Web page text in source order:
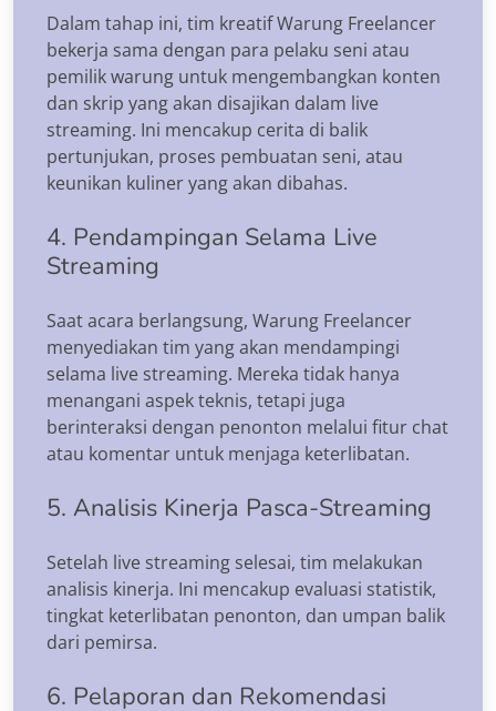
Dalam tahap ini, tim kreatif Warung Freelancer
bekerja sama dengan para pelaku seni atau
pemilik warung untuk mengembangkan konten
dan skrip yang akan disajikan dalam live
streaming. Ini mencakup cerita di balik
pertunjukan, proses pembuatan seni, atau
keunikan kuliner yang akan dibahas.
4. Pendampingan Selama Live
Streaming
Saat acara berlangsung, Warung Freelancer
menyediakan tim yang akan mendampingi
selama live streaming. Mereka tidak hanya
menangani aspek teknis, tetapi juga
berinteraksi dengan penonton melalui fitur chat
atau komentar untuk menjaga keterlibatan.
5. Analisis Kinerja Pasca-Streaming
Setelah live streaming selesai, tim melakukan
analisis kinerja. Ini mencakup evaluasi statistik,
tingkat keterlibatan penonton, dan umpan balik
dari pemirsa.
6. Pelaporan dan Rekomendasi